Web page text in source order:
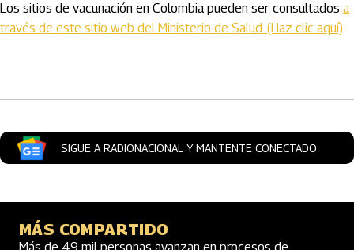
Los sitios de vacunación en Colombia pueden ser consultados a
través de este sitio web del Ministerio de Salud. (Haz clic aquí)
SIGUE A RADIONACIONAL Y MANTENTE CONECTADO
MÁS COMPARTIDO